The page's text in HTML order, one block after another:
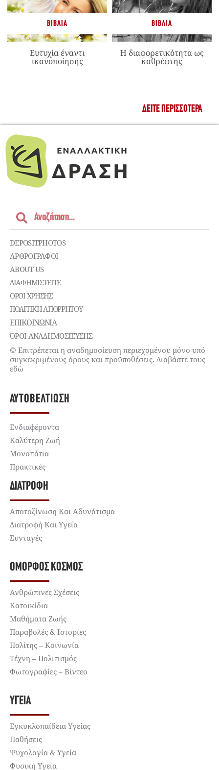
ΒΙΒΛΊΑ
Ευτυχία έναντι
ικανοποίησης
ΒΙΒΛΊΑ
Η διαφορετικότητα ως
καθρέφτης
ΔΕΊΤΕ ΠΕΡΙΣΣΌΤΕΡΑ
DEPOSITPHOTOS
ΑΡΘΡΟΓΡΑΦΟΙ
ABOUT US
ΔΙΑΦΗΜΙΣΤΕΊΤΕ
ΌΡΟΙ ΧΡΉΣΗΣ
ΠΟΛΙΤΙΚΉ ΑΠΟΡΡΉΤΟΥ
ΕΠΙΚΟΙΝΩΝΊΑ
ΌΡΟΙ ΑΝΑΔΗΜΟΣΙΕΥΣΗΣ
© Επιτρέπεται η αναδημοσίευση περιεχομένου μόνο υπό
συγκεκριμένους όρους και προϋποθέσεις. Διαβάστε τους
εδώ
ΑΥΤΟΒΕΛΤΊΩΣΗ
Ενδιαφέροντα
Καλύτερη Ζωή
Μονοπάτια
Πρακτικές
ΔΙΑΤΡΟΦΉ
Αποτοξίνωση Και Αδυνάτισμα
Διατροφή Και Υγεία
Συνταγές
ΌΜΟΡΦΟΣ ΚΌΣΜΟΣ
Ανθρώπινες Σχέσεις
Κατοικίδια
Μαθήματα Ζωής
Παραβολές & Ιστορίες
Πολίτης – Κοινωνία
Τέχνη – Πολιτισμός
Φωτογραφίες – Βίντεο
ΥΓΕΊΑ
Εγκυκλοπαίδεια Υγείας
Παθήσεις
Ψυχολογία & Υγεία
Φυσική Υγεία